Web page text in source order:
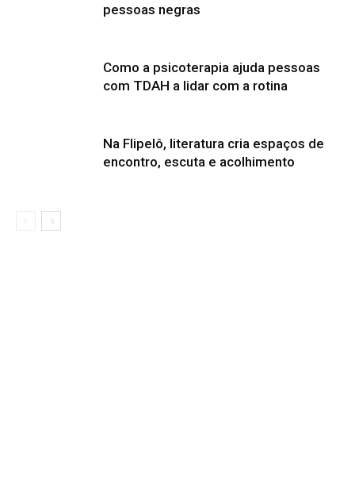
pessoas negras
Como a psicoterapia ajuda pessoas
com TDAH a lidar com a rotina
Na Flipelô, literatura cria espaços de
encontro, escuta e acolhimento